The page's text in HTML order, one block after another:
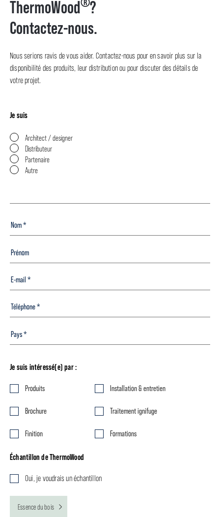
ThermoWood ?
Contactez-nous.
Nous serions ravis de vous aider. Contactez-nous pour en savoir plus sur la
disponibilité des produits, leur distribution ou pour discuter des détails de
votre projet.
Je suis
Architect / designer
Distributeur
Partenaire
Autre
Je suis intéressé(e) par :
Produits Installation & entretien
Brochure Traitement ignifuge
Finition Formations
Échantillon de ThermoWood
Oui, je voudrais un échantillon
Essence du bois